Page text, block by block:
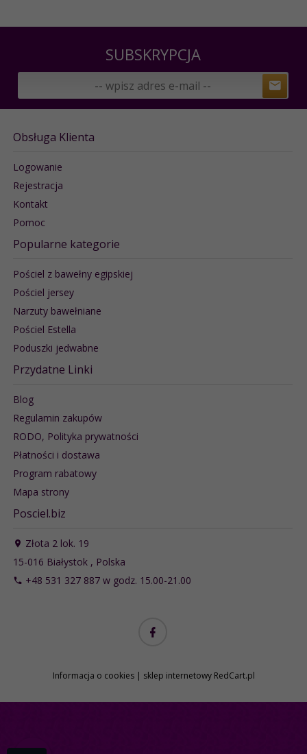
SUBSKRYPCJA
Obsługa Klienta
Logowanie
Rejestracja
Kontakt
Pomoc
Popularne kategorie
Pościel z bawełny egipskiej
Pościel jersey
Narzuty bawełniane
Pościel Estella
Poduszki jedwabne
Przydatne Linki
Blog
Regulamin zakupów
RODO, Polityka prywatności
Płatności i dostawa
Program rabatowy
Mapa strony
Posciel.biz
Złota 2 lok. 19
15-016 Białystok , Polska
+48 531 327 887 w godz. 15.00-21.00
Informacja o cookies| sklep internetowyRedCart.pl